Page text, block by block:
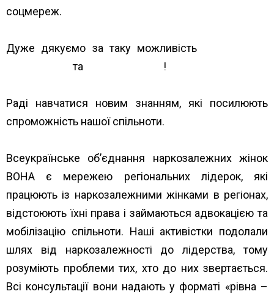
соцмереж.
Дуже дякуємо за таку можливість
та !
Раді навчатися новим знанням, які посилюють
спроможність нашої спільноти.
Всеукраїнське об’єднання наркозалежних жінок
ВОНА є мережею регіональних лідерок, які
працюють із наркозалежними жінками в регіонах,
відстоюють їхні права і займаються адвокацією та
мобілізацію спільноти. Наші активістки подолали
шлях від наркозалежності до лідерства, тому
розуміють проблеми тих, хто до них звертається.
Всі консультації вони надають у форматі «рівна –